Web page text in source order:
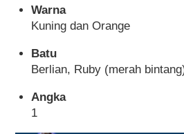
Warna
Kuning dan Orange
Batu
Berlian, Ruby (merah
Angka
1